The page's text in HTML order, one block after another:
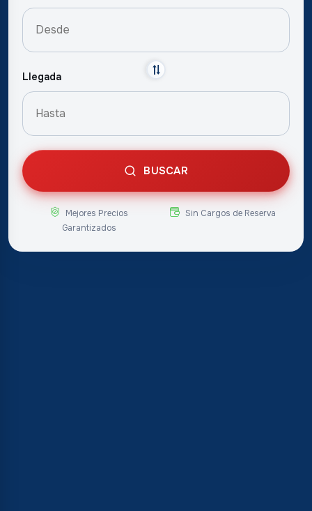
Llegada
BUSCAR
Mejores Precios
Garantizados
Sin Cargos de Reserva